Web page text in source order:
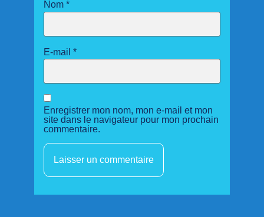
Nom *
E-mail *
Enregistrer mon nom, mon e-mail et mon
site dans le navigateur pour mon prochain
commentaire.